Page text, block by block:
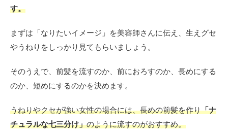
す。
まずは「なりたいイメージ」を美容師さんに伝え、生えグセ
やうねりをしっかり見てもらいましょう。
そのうえで、前髪を流すのか、前におろすのか、長めにする
のか、短めにするのかを決めます。
うねりやクセが強い女性の場合には、長めの前髪を作り「ナ
チュラルな七三分け」のように流すのがおすすめ。